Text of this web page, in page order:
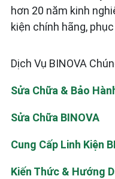
hơn 20 năm kinh
kiện chính hãng,
Dịch Vụ BINOVA
Sửa Chữa & Bảo
Sửa Chữa BINOVA
Cung Cấp Linh Kiện
Kiến Thức & Hướng